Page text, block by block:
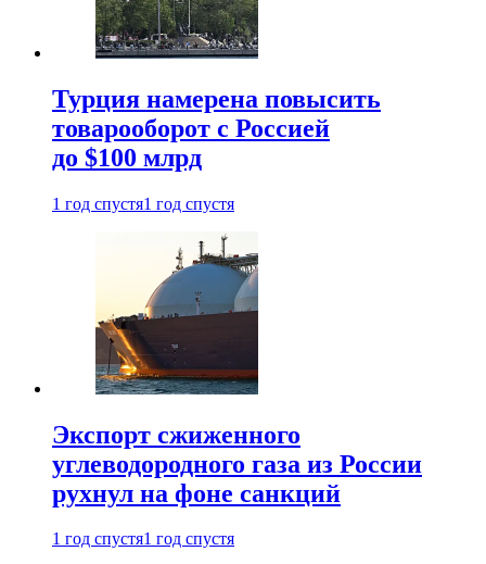
Турция намерена повысить
товарооборот с Россией
до $100 млрд
1 год спустя1 год спустя
Экспорт сжиженного
углеводородного газа из России
рухнул на фоне санкций
1 год спустя1 год спустя